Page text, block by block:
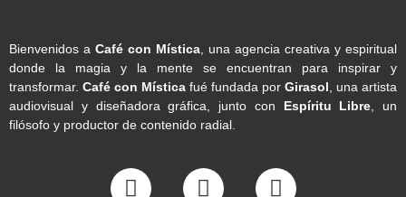
Bienvenidos a Café con Mística, una agencia creativa y espiritual
donde la magia y la mente se encuentran para inspirar y
transformar. Café con Mística fué fundada por Girasol, una artista
audiovisual y diseñadora gráfica, junto con Espíritu Libre, un
filósofo y productor de contenido radial.